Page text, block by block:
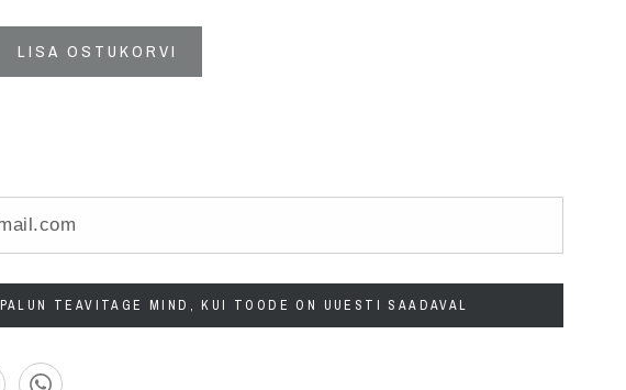
LISA OSTUKORVI
PALUN TEAVITAGE MIND, KUI TOODE ON UUESTI SAADAVAL